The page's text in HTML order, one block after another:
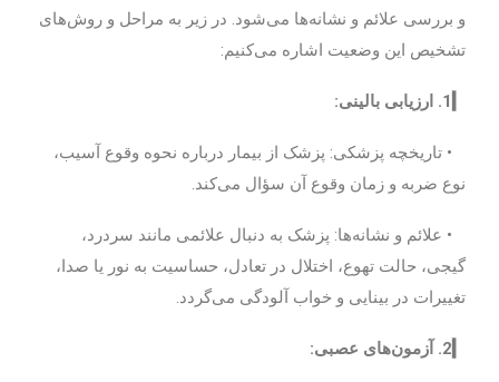
و بررسی علائم و نشانه‌ها می‌شود. در زیر به مراحل و روش‌های
تشخیص این وضعیت اشاره می‌کنیم:
• تاریخچه پزشکی: پزشک از بیمار درباره نحوه وقوع آسیب،
نوع ضربه و زمان وقوع آن سؤال می‌کند.
• علائم و نشانه‌ها: پزشک به دنبال علائمی مانند سردرد،
گیجی، حالت تهوع، اختلال در تعادل، حساسیت به نور یا صدا،
تغییرات در بینایی و خواب آلودگی می‌گردد.